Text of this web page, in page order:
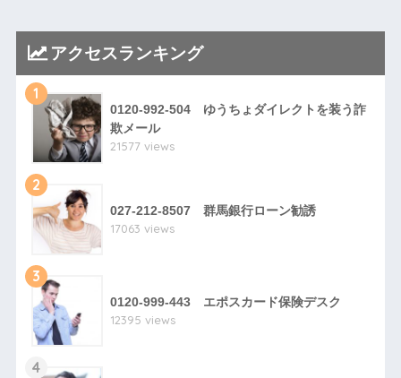
アクセスランキング
1
0120-992-504 ゆうちょダイレクトを装う詐
欺メール
21577 views
2
027-212-8507 群馬銀行ローン勧誘
17063 views
3
0120-999-443 エポスカード保険デスク
12395 views
4